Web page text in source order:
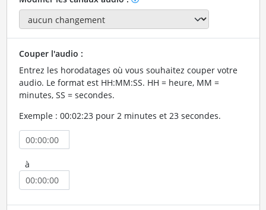
Couper l'audio :
Entrez les horodatages où vous souhaitez couper votre
audio. Le format est HH:MM:SS. HH = heure, MM =
minutes, SS = secondes.
Exemple : 00:02:23 pour 2 minutes et 23 secondes.
à